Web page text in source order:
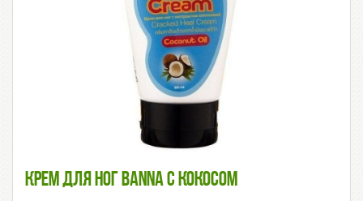
Крем Для Ног Banna С Кокосом